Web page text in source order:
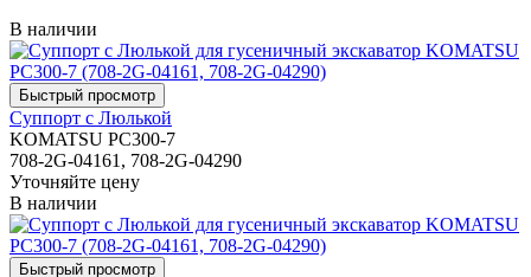
В наличии
Суппорт с Люлькой
KOMATSU PC300-7
708-2G-04161, 708-2G-04290
Уточняйте цену
В наличии